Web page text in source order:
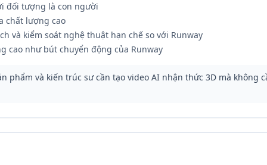
đối tượng là con người
chất lượng cao
và kiểm soát nghệ thuật hạn chế so với Runway
cao như bút chuyển động của Runway
phẩm và kiến trúc sư cần tạo video AI nhận thức 3D mà không